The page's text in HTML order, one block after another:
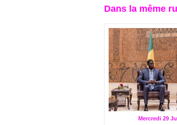
Dans la même
Mercredi 29